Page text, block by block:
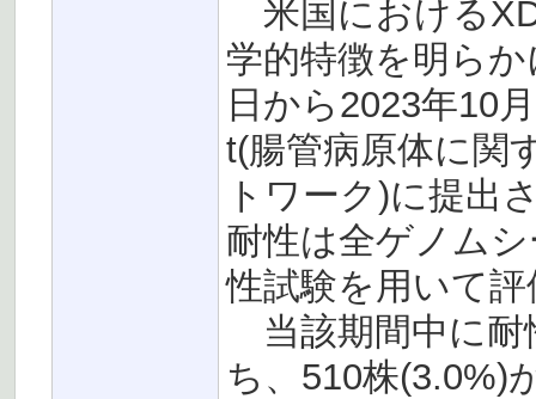
米国における
学的特徴を明ら
日から2023年10
t(腸管病原体に関
トワーク)に提出
耐性は全ゲノム
性試験を用いて
当該期間中に耐
ち、510株(3.0%)